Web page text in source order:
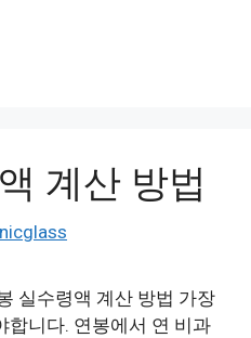
계산 방법
실수령액 계산 방법 가장
합니다. 연봉에서 연 비과